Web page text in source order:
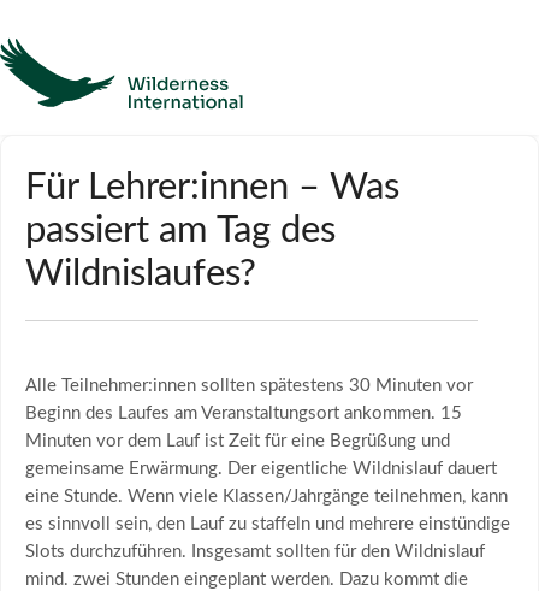
Homepage
Kontakt
Für Lehrer:innen – Was
passiert am Tag des
Wildnislaufes?
Alle Teilnehmer:innen sollten spätestens 30 Minuten vor
Beginn des Laufes am Veranstaltungsort ankommen. 15
Minuten vor dem Lauf ist Zeit für eine Begrüßung und
gemeinsame Erwärmung. Der eigentliche Wildnislauf dauert
eine Stunde. Wenn viele Klassen/Jahrgänge teilnehmen, kann
es sinnvoll sein, den Lauf zu staffeln und mehrere einstündige
Slots durchzuführen. Insgesamt sollten für den Wildnislauf
mind. zwei Stunden eingeplant werden. Dazu kommt die